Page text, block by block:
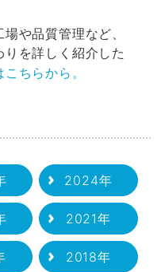
や品質管理など、
を詳しく紹介した
ちらから。
2024年
2021年
2018年